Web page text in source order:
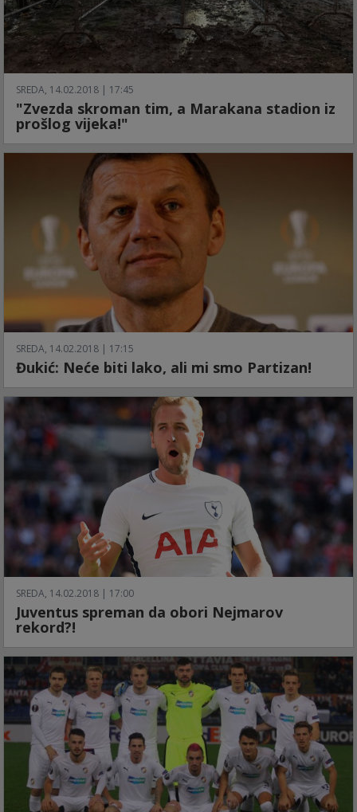
SREDA, 14.02.2018 | 17:45
"Zvezda skroman tim, a Marakana stadion iz
prošlog vijeka!"
SREDA, 14.02.2018 | 17:15
Đukić: Neće biti lako, ali mi smo Partizan!
SREDA, 14.02.2018 | 17:00
Juventus spreman da obori Nejmarov
rekord?!